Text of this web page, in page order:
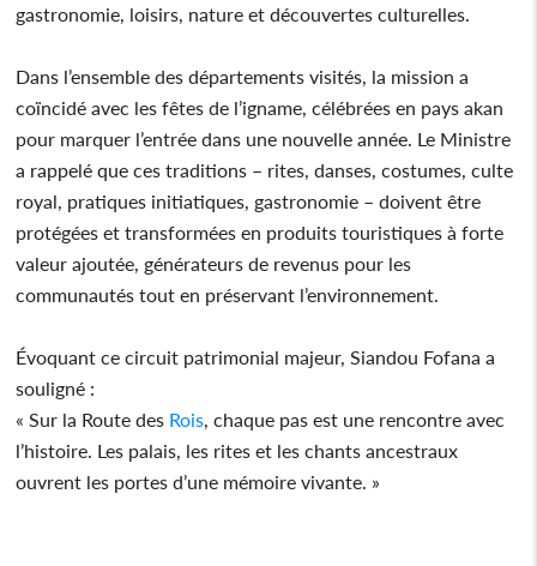
gastronomie, loisirs, nature et découvertes culturelles.
Dans l’ensemble des départements visités, la mission a
coïncidé avec les fêtes de l’igname, célébrées en pays akan
pour marquer l’entrée dans une nouvelle année. Le Ministre
a rappelé que ces traditions – rites, danses, costumes, culte
royal, pratiques initiatiques, gastronomie – doivent être
protégées et transformées en produits touristiques à forte
valeur ajoutée, générateurs de revenus pour les
communautés tout en préservant l’environnement.
Évoquant ce circuit patrimonial majeur, Siandou Fofana a
souligné :
« Sur la Route des Rois , chaque pas est une rencontre avec
l’histoire. Les palais, les rites et les chants ancestraux
ouvrent les portes d’une mémoire vivante. »